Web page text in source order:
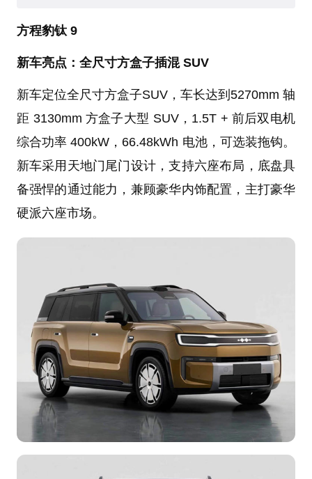
方程豹钛 9
新车亮点：全尺寸方盒子插混 SUV
新车定位全尺寸方盒子SUV，车长达到5270mm 轴
距 3130mm 方盒子大型 SUV，1.5T + 前后双电机
综合功率 400kW，66.48kWh 电池，可选装拖钩。
新车采用天地门尾门设计，支持六座布局，底盘具
备强悍的通过能力，兼顾豪华内饰配置，主打豪华
硬派六座市场。